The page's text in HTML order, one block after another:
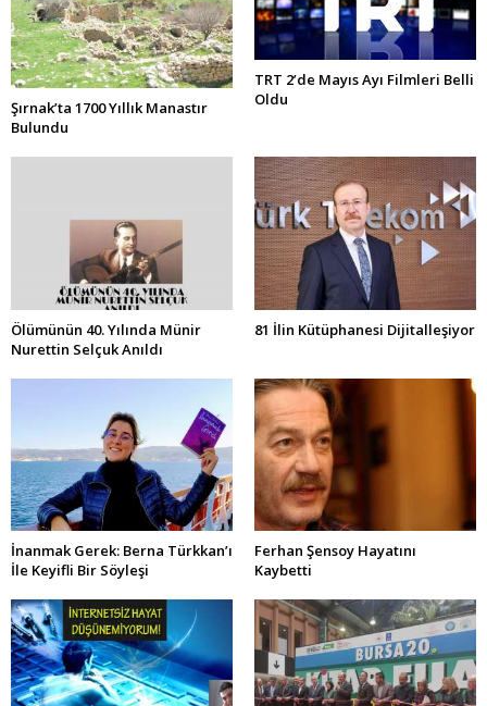
Şırnak’ta 1700 Yıllık Manastır
Bulundu
TRT 2’de Mayıs Ayı Filmleri Belli
Oldu
Ölümünün 40. Yılında Münir
Nurettin Selçuk Anıldı
81 İlin Kütüphanesi Dijitalleşiyor
İnanmak Gerek: Berna Türkkan’ı
İle Keyifli Bir Söyleşi
Ferhan Şensoy Hayatını
Kaybetti